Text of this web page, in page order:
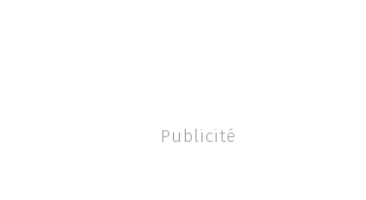
Publicité